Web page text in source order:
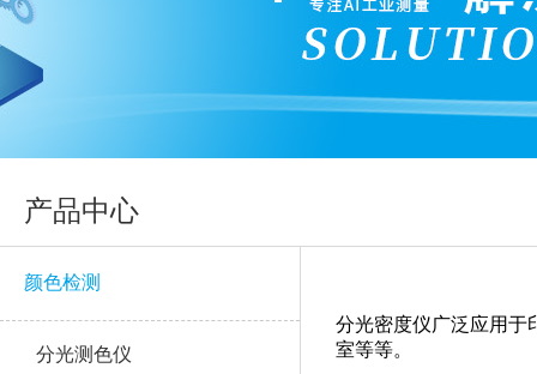
产品中心
颜色检测
分光测色仪
分光密度仪广泛应用于印刷
室等等。